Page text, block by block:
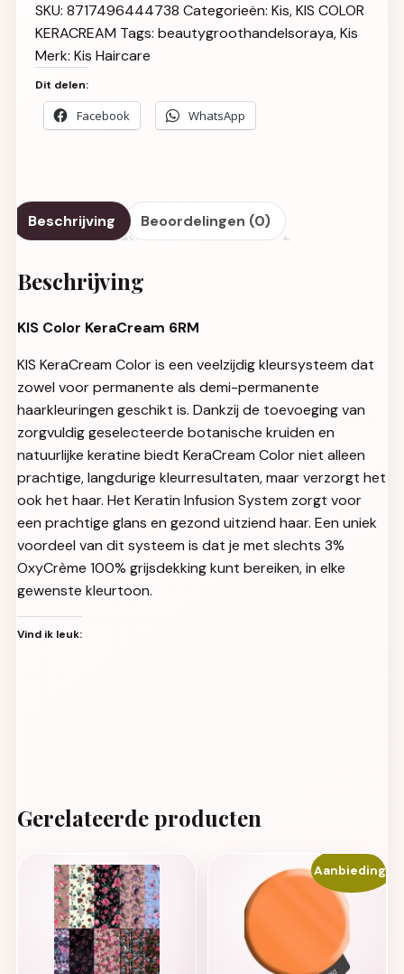
SKU: 8717496444738 Categorieën: Kis,KIS COLOR
KERACREAM Tags: beautygroothandelsoraya,Kis
Merk: Kis Haircare
Dit delen:
Facebook WhatsApp
Beschrijving Beoordelingen (0)
Beschrijving
KIS Color KeraCream 6RM
KIS KeraCream Color is een veelzijdig kleursysteem dat
zowel voor permanente als demi-permanente
haarkleuringen geschikt is. Dankzij de toevoeging van
zorgvuldig geselecteerde botanische kruiden en
natuurlijke keratine biedt KeraCream Color niet alleen
prachtige, langdurige kleurresultaten, maar verzorgt het
ook het haar. Het Keratin Infusion System zorgt voor
een prachtige glans en gezond uitziend haar. Een uniek
voordeel van dit systeem is dat je met slechts 3%
OxyCrème 100% grijsdekking kunt bereiken, in elke
gewenste kleurtoon.
Vind ik leuk:
Gerelateerde producten
Aanbieding!